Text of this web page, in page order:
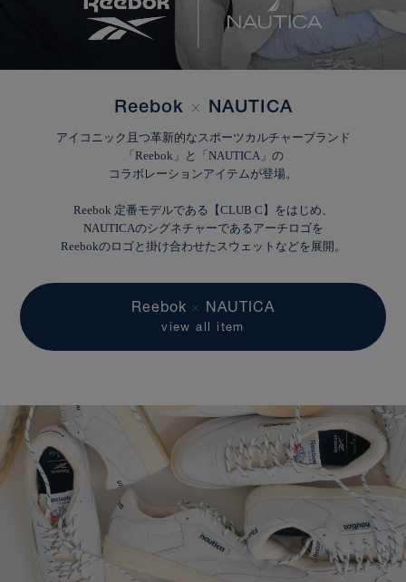
Reebok × NAUTICA
アイコニック且つ革新的なスポーツカルチャーブランド
「Reebok」と「NAUTICA」の
コラボレーションアイテムが登場。
Reebok 定番モデルである【CLUB C】をはじめ、
NAUTICAのシグネチャーであるアーチロゴを
Reebokのロゴと掛け合わせたスウェットなどを展開。
Reebok × NAUTICA
view all item